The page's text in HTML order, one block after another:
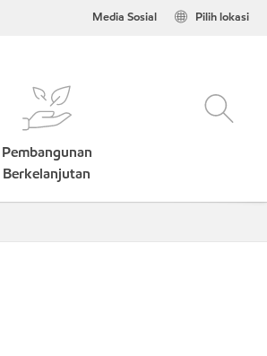
Pilih lokasi
Media Sosial
Pembangunan
Berkelanjutan